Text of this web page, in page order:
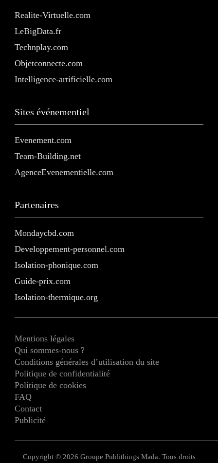
Realite-Virtuelle.com
LeBigData.fr
Technplay.com
Objetconnecte.com
Intelligence-artificielle.com
Sites événementiel
Evenement.com
Team-Building.net
AgenceEvenementielle.com
Partenaires
Mondaycbd.com
Developpement-personnel.com
Isolation-phonique.com
Guide-prix.com
Isolation-thermique.org
Mentions légales
Qui sommes-nous ?
Conditions générales d’utilisation du site
Politique de confidentialité
Politique de cookies
FAQ
Contact
Publicité
Copyright © 2026 Groupe Publithings Mada. Tous droits